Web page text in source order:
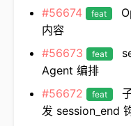
#56674 feat
内容
#56673
feat
Agent 编排
#56672
feat
发 session_end